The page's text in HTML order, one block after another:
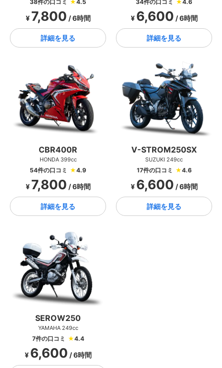
38件の口コミ ★4.5
¥ 7,800 / 6時間
詳細を見る
34件の口コミ ★4.6
¥ 6,600 / 6時間
詳細を見る
CBR400R
HONDA 399cc
54件の口コミ ★4.9
¥ 7,800 / 6時間
詳細を見る
V-STROM250SX
SUZUKI 249cc
17件の口コミ ★4.6
¥ 6,600 / 6時間
詳細を見る
SEROW250
YAMAHA 249cc
7件の口コミ ★4.4
¥ 6,600 / 6時間